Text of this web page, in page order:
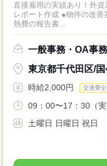
直接雇用の実績あり！外
レポート作成 ●物件の改
熱費の報告書...
一般事務・OA事務
東京都千代田区/国
時給2,000円 交通費
09：00〜17：30（
土曜日 日曜日 祝日